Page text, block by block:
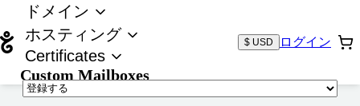
ドメイン
ホスティング
Certificates
Custom Mailboxes
$ USD ログイン